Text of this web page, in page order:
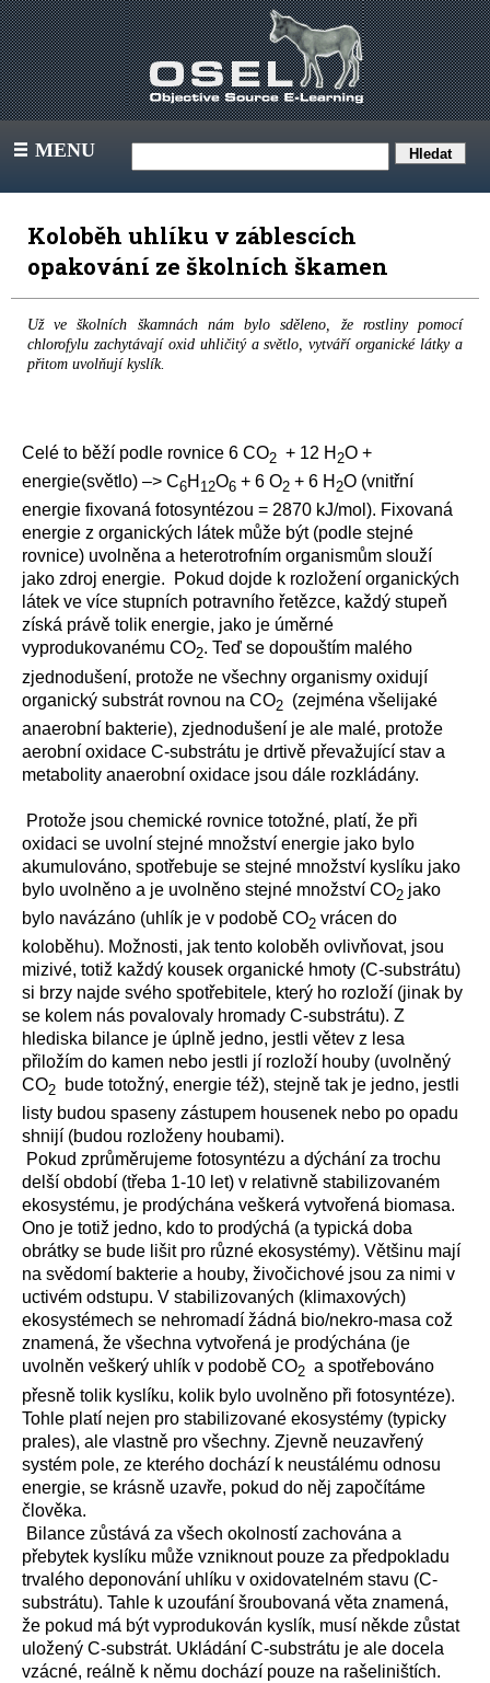
III MENU
Koloběh uhlíku v záblescích
opakování ze školních škamen
Už ve školních škamnách nám bylo sděleno, že rostliny pomocí
chlorofylu zachytávají oxid uhličitý a světlo, vytváří organické látky a
přitom uvolňují kyslík.
Celé to běží podle rovnice 6 CO2 + 12 H 2O +
energie(světlo) –> C6H 12O6 + 6 O2 + 6 H 2O (vnitřní
energie fixovaná fotosyntézou = 2870 kJ/mol). Fixovaná
energie z organických látek může být (podle stejné
rovnice) uvolněna a heterotrofním organismům slouží
jako zdroj energie. Pokud dojde k rozložení organických
látek ve více stupních potravního řetězce, každý stupeň
získá právě tolik energie, jako je úměrné
vyprodukovanému CO2. Teď se dopouštím malého
zjednodušení, protože ne všechny organismy oxidují
organický substrát rovnou na CO2 (zejména všelijaké
anaerobní bakterie), zjednodušení je ale malé, protože
aerobní oxidace C-substrátu je drtivě převažující stav a
metabolity anaerobní oxidace jsou dále rozkládány.
Protože jsou chemické rovnice totožné, platí, že při
oxidaci se uvolní stejné množství energie jako bylo
akumulováno, spotřebuje se stejné množství kyslíku jako
bylo uvolněno a je uvolněno stejné množství CO2 jako
bylo navázáno (uhlík je v podobě CO2 vrácen do
koloběhu). Možnosti, jak tento koloběh ovlivňovat, jsou
mizivé, totiž každý kousek organické hmoty (C-substrátu)
si brzy najde svého spotřebitele, který ho rozloží (jinak by
se kolem nás povalovaly hromady C-substrátu). Z
hlediska bilance je úplně jedno, jestli větev z lesa
přiložím do kamen nebo jestli jí rozloží houby (uvolněný
CO2 bude totožný, energie též), stejně tak je jedno, jestli
listy budou spaseny zástupem housenek nebo po opadu
shnijí (budou rozloženy houbami).
Pokud zprůměrujeme fotosyntézu a dýchání za trochu
delší období (třeba 1-10 let) v relativně stabilizovaném
ekosystému, je prodýchána veškerá vytvořená biomasa.
Ono je totiž jedno, kdo to prodýchá (a typická doba
obrátky se bude lišit pro různé ekosystémy). Většinu mají
na svědomí bakterie a houby, živočichové jsou za nimi v
uctivém odstupu. V stabilizovaných (klimaxových)
ekosystémech se nehromadí žádná bio/nekro-masa což
znamená, že všechna vytvořená je prodýchána (je
uvolněn veškerý uhlík v podobě CO2 a spotřebováno
přesně tolik kyslíku, kolik bylo uvolněno při fotosyntéze).
Tohle platí nejen pro stabilizované ekosystémy (typicky
prales), ale vlastně pro všechny. Zjevně neuzavřený
systém pole, ze kterého dochází k neustálému odnosu
energie, se krásně uzavře, pokud do něj započítáme
člověka.
Bilance zůstává za všech okolností zachována a
přebytek kyslíku může vzniknout pouze za předpokladu
trvalého deponování uhlíku v oxidovatelném stavu (C-
substrátu). Tahle k uzoufání šroubovaná věta znamená,
že pokud má být vyprodukován kyslík, musí někde zůstat
uložený C-substrát. Ukládání C-substrátu je ale docela
vzácné, reálně k němu dochází pouze na rašeliništích.